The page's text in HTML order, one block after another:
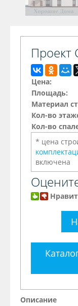
Проект
Цена:
Площадь:
Материал
Кол-во
Кол-во
* цена
включена
Описание